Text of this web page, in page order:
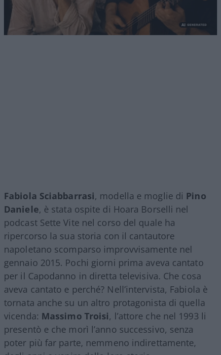
Fabiola Sciabbarrasi, modella e moglie di Pino
Daniele, è stata ospite di Hoara Borselli nel
podcast Sette Vite nel corso del quale ha
ripercorso la sua storia con il cantautore
napoletano scomparso improvvisamente nel
gennaio 2015. Pochi giorni prima aveva cantato
per il Capodanno in diretta televisiva. Che cosa
aveva cantato e perché? Nell’intervista, Fabiola è
tornata anche su un altro protagonista di quella
vicenda: Massimo Troisi, l’attore che nel 1993 li
presentò e che morì l’anno successivo, senza
poter più far parte, nemmeno indirettamente,